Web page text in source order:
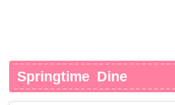
Springtime Dine